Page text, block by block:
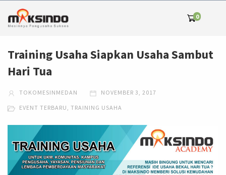
0
Training Usaha Siapkan Usaha Sambut
Hari Tua
TOKOMESINMEDAN NOVEMBER 3, 2017
EVENT TERBARU, TRAINING USAHA